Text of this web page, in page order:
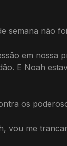
semana não foi
em nossa
E Noah
os
vou me